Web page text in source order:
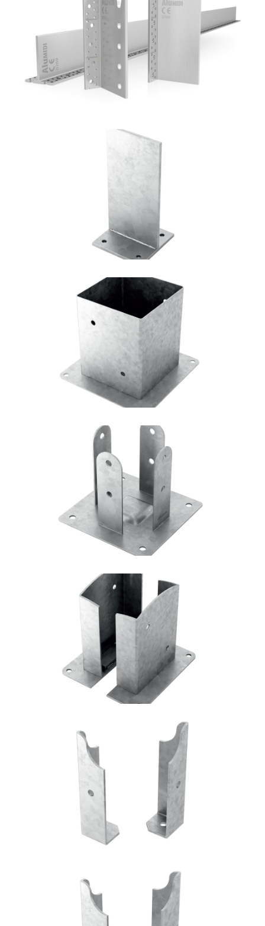
Staffa a scomparsa Alumidi
ROTHOBLAAS
Portapilastro TYP F70
Portapilastro TYP F50
ROTHOBLAAS
Portapilastro TYP F51
ROTHOBLAAS
Portapilastro TYP FD20
ROTHOBLAAS
Portapilastro TYP FD50
Portapilastro TYP FD60